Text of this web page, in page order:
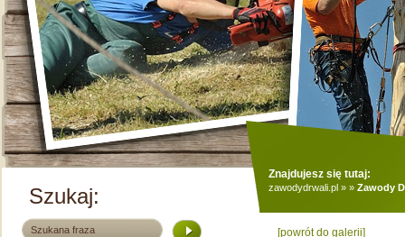
Szukaj:
Znajdujesz się tutaj:
zawodydrwali.pl » » Zawody
[powrót do galerii]